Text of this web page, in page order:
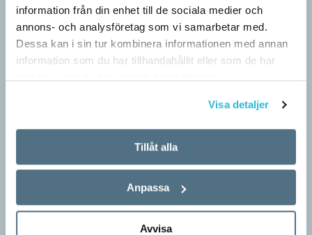
information från din enhet till de sociala medier och
annons- och analysföretag som vi samarbetar med.
Dessa kan i sin tur kombinera informationen med annan
information som du har tillhandahållit eller som de har
Visa detaljer
Tillåt alla
Anpassa
Avvisa
författare på tolv olika språk hämtade från Wikipedia. Men vilka